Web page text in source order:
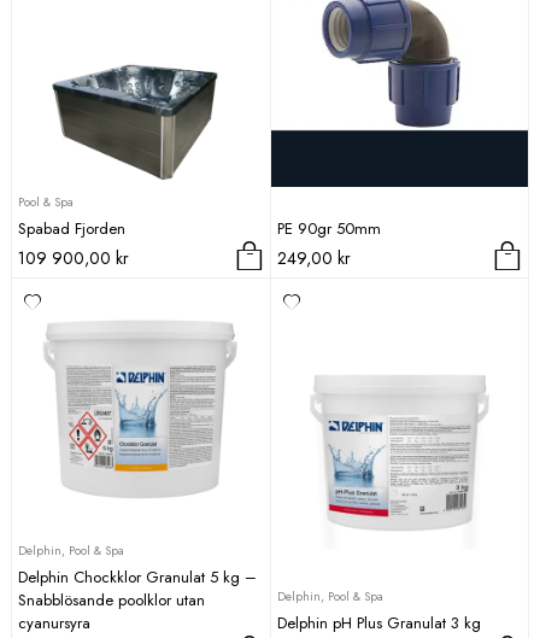
Pool & Spa
Spabad Fjorden
109 900,00 kr
PE 90gr 50mm
249,00 kr
Delphin, Pool & Spa
Delphin Chockklor Granulat 5 kg –
Snabblösande poolklor utan
cyanursyra
Delphin, Pool & Spa
Delphin pH Plus Granulat 3 kg